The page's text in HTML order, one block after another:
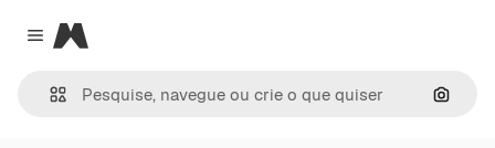
Close menu
Magnific